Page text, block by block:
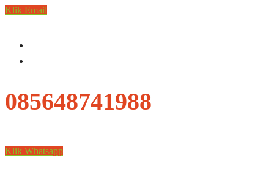
Klik Email
085648741988
Klik Whatsapp